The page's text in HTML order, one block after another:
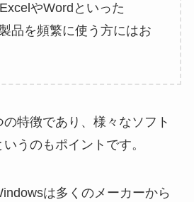
やWordといった
品を頻繁に使う方にはお
特徴であり、様々なソフト
うのもポイントです。
は多くのメーカーから